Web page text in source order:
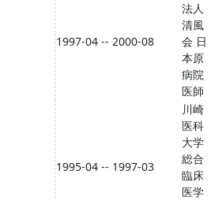
1997-04 -- 2000-08
法人
清風
会 日
本原
病院
医師
1995-04 -- 1997-03
川崎
医科
大学
総合
臨床
医学